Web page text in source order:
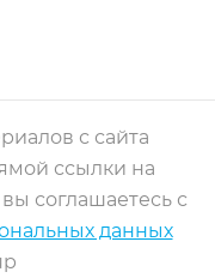
с сайта
ссылки на
соглашаетесь с
данных